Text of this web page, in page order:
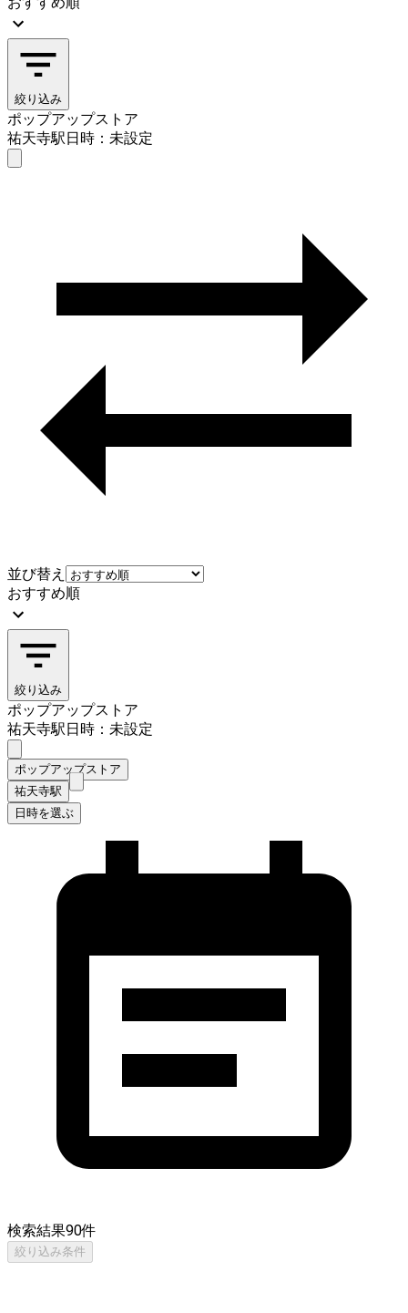
絞り込み
ポップアップストア
祐天寺駅日時：未設定
並び替え
おすすめ順
絞り込み
ポップアップストア
祐天寺駅日時：未設定
ポップアップストア
祐天寺駅
日時を選ぶ
検索結果90件
絞り込み条件